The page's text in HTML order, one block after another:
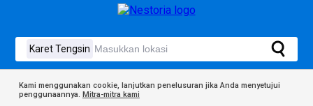
Kami menggunakan cookie, lanjutkan penelusuran jika Anda menyetujui
penggunaannya. Mitra-mitra kami